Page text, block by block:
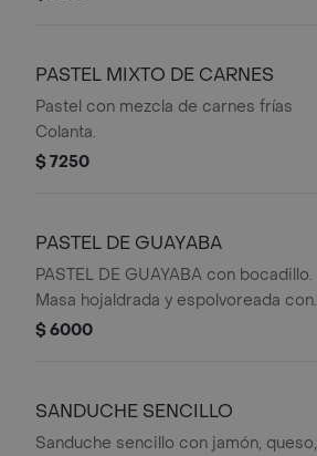
PASTEL MIXTO DE CARNES
Pastel con mezcla de carnes frías
Colanta.
$ 7250
PASTEL DE GUAYABA
PASTEL DE GUAYABA con bocadillo.
Masa hojaldrada y espolvoreada con
azúcar.
$ 6000
SANDUCHE SENCILLO
Sanduche sencillo con jamón, queso,